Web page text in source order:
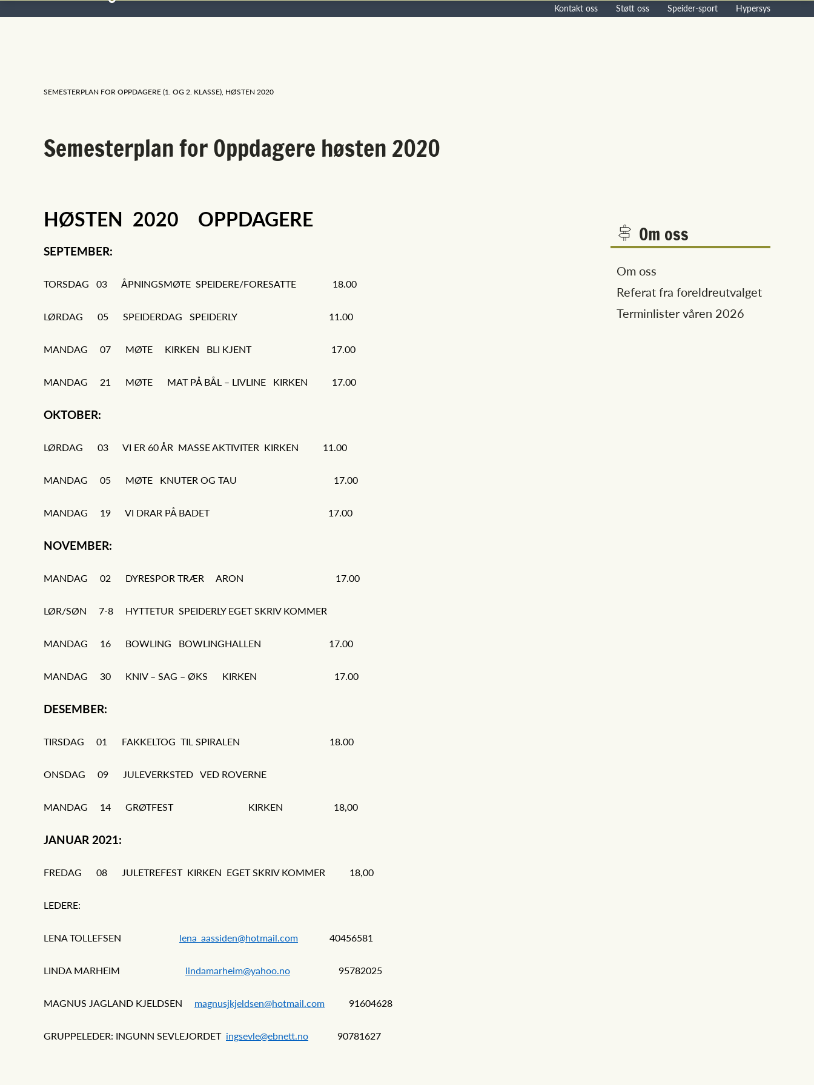
Kontakt oss Støtt oss Speider-sport Hypersys
SEMESTERPLAN FOR OPPDAGERE (1. OG 2. KLASSE), HØSTEN 2020
Semesterplan for Oppdagere høsten 2020
HØSTEN 2020 OPPDAGERE
SEPTEMBER:
TORSDAG 03 ÅPNINGSMØTE SPEIDERE/FORESATTE 18.00
LØRDAG 05 SPEIDERDAG SPEIDERLY 11.00
MANDAG 07 MØTE KIRKEN BLI KJENT 17.00
MANDAG 21 MØTE MAT PÅ BÅL – LIVLINE KIRKEN 17.00
OKTOBER:
LØRDAG 03 VI ER 60 ÅR MASSE AKTIVITER KIRKEN 11.00
MANDAG 05 MØTE KNUTER OG TAU 17.00
MANDAG 19 VI DRAR PÅ BADET 17.00
NOVEMBER:
MANDAG 02 DYRESPOR TRÆR ARON 17.00
LØR/SØN 7-8 HYTTETUR SPEIDERLY EGET SKRIV KOMMER
MANDAG 16 BOWLING BOWLINGHALLEN 17.00
MANDAG 30 KNIV – SAG – ØKS KIRKEN 17.00
DESEMBER:
TIRSDAG 01 FAKKELTOG TIL SPIRALEN 18.00
ONSDAG 09 JULEVERKSTED VED ROVERNE
MANDAG 14 GRØTFEST KIRKEN 18,00
JANUAR 2021:
FREDAG 08 JULETREFEST KIRKEN EGET SKRIV KOMMER 18,00
LEDERE:
LENA TOLLEFSEN lena_aassiden@hotmail.com 40456581
LINDA MARHEIM lindamarheim@yahoo.no 95782025
MAGNUS JAGLAND KJELDSEN magnusjkjeldsen@hotmail.com 91604628
GRUPPELEDER: INGUNN SEVLEJORDET ingsevle@ebnett.no 90781627
Om oss
Om oss
Referat fra foreldreutvalget
Terminlister våren 2026